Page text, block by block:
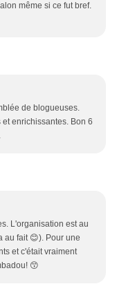
même si ce fut bref.
de blogueuses.
enrichissantes. Bon 6
L'organisation est au
au fait 😊). Pour une
et c'était vraiment
😙